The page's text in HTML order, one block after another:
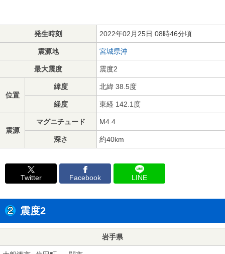
発生時刻 2022年02月25日 08時46分頃
震源地 宮城県沖
最大震度 震度2
位置
緯度 北緯 38.5度
経度 東経 142.1度
震源
マグニチュード M4.4
深さ 約40km
Twitter Facebook LINE
震度2
岩手県